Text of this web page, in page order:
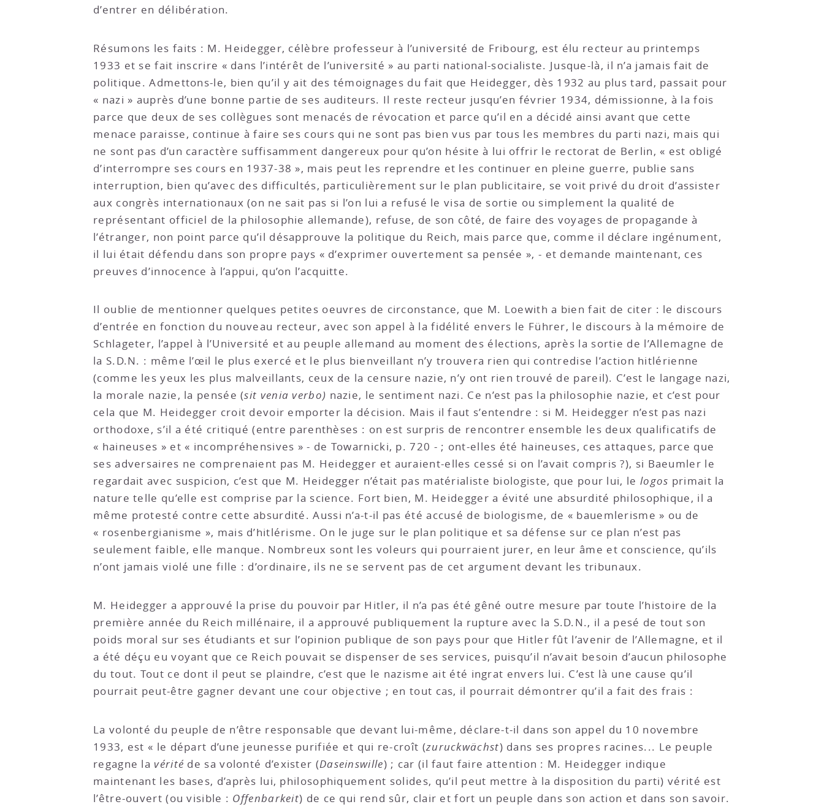
d’entrer en délibération.
Résumons les faits : M. Heidegger, célèbre professeur à l’université de Fribourg, est élu recteur au printemps
1933 et se fait inscrire « dans l’intérêt de l’université » au parti national-socialiste. Jusque-là, il n’a jamais fait de
politique. Admettons-le, bien qu’il y ait des témoignages du fait que Heidegger, dès 1932 au plus tard, passait pour
« nazi » auprès d’une bonne partie de ses auditeurs. Il reste recteur jusqu’en février 1934, démissionne, à la fois
parce que deux de ses collègues sont menacés de révocation et parce qu’il en a décidé ainsi avant que cette
menace paraisse, continue à faire ses cours qui ne sont pas bien vus par tous les membres du parti nazi, mais qui
ne sont pas d’un caractère suffisamment dangereux pour qu’on hésite à lui offrir le rectorat de Berlin, « est obligé
d’interrompre ses cours en 1937-38 », mais peut les reprendre et les continuer en pleine guerre, publie sans
interruption, bien qu’avec des difficultés, particulièrement sur le plan publicitaire, se voit privé du droit d’assister
aux congrès internationaux (on ne sait pas si l’on lui a refusé le visa de sortie ou simplement la qualité de
représentant officiel de la philosophie allemande), refuse, de son côté, de faire des voyages de propagande à
l’étranger, non point parce qu’il désapprouve la politique du Reich, mais parce que, comme il déclare ingénument,
il lui était défendu dans son propre pays « d’exprimer ouvertement sa pensée », - et demande maintenant, ces
preuves d’innocence à l’appui, qu’on l’acquitte.
Il oublie de mentionner quelques petites oeuvres de circonstance, que M. Loewith a bien fait de citer : le discours
d’entrée en fonction du nouveau recteur, avec son appel à la fidélité envers le Führer, le discours à la mémoire de
Schlageter, l’appel à l’Université et au peuple allemand au moment des élections, après la sortie de l’Allemagne de
la S.D.N. : même l’œil le plus exercé et le plus bienveillant n’y trouvera rien qui contredise l’action hitlérienne
(comme les yeux les plus malveillants, ceux de la censure nazie, n’y ont rien trouvé de pareil). C’est le langage nazi,
la morale nazie, la pensée (sit venia verbo) nazie, le sentiment nazi. Ce n’est pas la philosophie nazie, et c’est pour
cela que M. Heidegger croit devoir emporter la décision. Mais il faut s’entendre : si M. Heidegger n’est pas nazi
orthodoxe, s’il a été critiqué (entre parenthèses : on est surpris de rencontrer ensemble les deux qualificatifs de
« haineuses » et « incompréhensives » - de Towarnicki, p. 720 - ; ont-elles été haineuses, ces attaques, parce que
ses adversaires ne comprenaient pas M. Heidegger et auraient-elles cessé si on l’avait compris ?), si Baeumler le
regardait avec suspicion, c’est que M. Heidegger n’était pas matérialiste biologiste, que pour lui, le logos primait la
nature telle qu’elle est comprise par la science. Fort bien, M. Heidegger a évité une absurdité philosophique, il a
même protesté contre cette absurdité. Aussi n’a-t-il pas été accusé de biologisme, de « bauemlerisme » ou de
« rosenbergianisme », mais d’hitlérisme. On le juge sur le plan politique et sa défense sur ce plan n’est pas
seulement faible, elle manque. Nombreux sont les voleurs qui pourraient jurer, en leur âme et conscience, qu’ils
n’ont jamais violé une fille : d’ordinaire, ils ne se servent pas de cet argument devant les tribunaux.
M. Heidegger a approuvé la prise du pouvoir par Hitler, il n’a pas été gêné outre mesure par toute l’histoire de la
première année du Reich millénaire, il a approuvé publiquement la rupture avec la S.D.N., il a pesé de tout son
poids moral sur ses étudiants et sur l’opinion publique de son pays pour que Hitler fût l’avenir de l’Allemagne, et il
a été déçu eu voyant que ce Reich pouvait se dispenser de ses services, puisqu’il n’avait besoin d’aucun philosophe
du tout. Tout ce dont il peut se plaindre, c’est que le nazisme ait été ingrat envers lui. C’est là une cause qu’il
pourrait peut-être gagner devant une cour objective ; en tout cas, il pourrait démontrer qu’il a fait des frais :
La volonté du peuple de n’être responsable que devant lui-même, déclare-t-il dans son appel du 10 novembre
1933, est « le départ d’une jeunesse purifiée et qui re-croît (zuruckwächst) dans ses propres racines... Le peuple
regagne lavérité de sa volonté d’exister (Daseinswille) ; car (il faut faire attention : M. Heidegger indique
maintenant les bases, d’après lui, philosophiquement solides, qu’il peut mettre à la disposition du parti) vérité est
l’être-ouvert (ou visible : Offenbarkeit) de ce qui rend sûr, clair et fort un peuple dans son action et dans son savoir.